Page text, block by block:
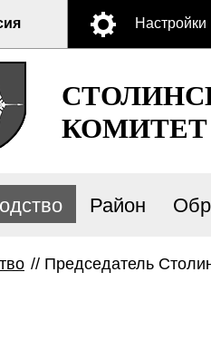
Настройки
КОМИТЕТ
Район
// Председатель